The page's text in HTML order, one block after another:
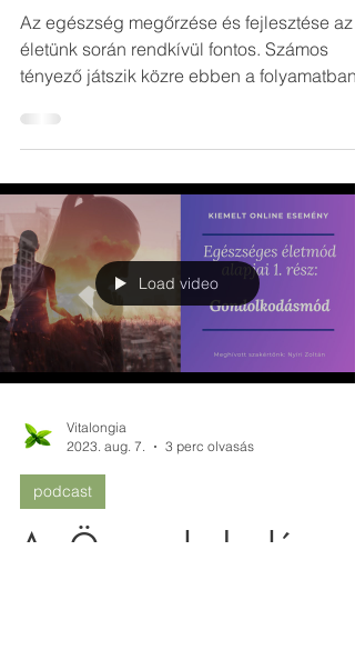
Az egészség megőrzése és fejlesztése az
életünk során rendkívül fontos. Számos
tényező játszik közre ebben a folyamatban,
Load video
Vitalongia
2023. aug. 7.
3 perc olvasás
podcast
Az Öngondoskodás: